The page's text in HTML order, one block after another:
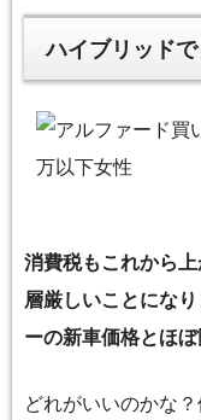
ハイブリッドで
消費税もこれから
層厳しいことにな
ーの新車価格とほぼ
どれがいいのかな